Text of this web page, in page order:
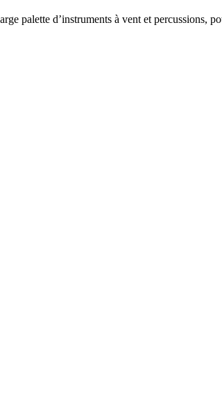
palette d’instruments à vent et percussions,